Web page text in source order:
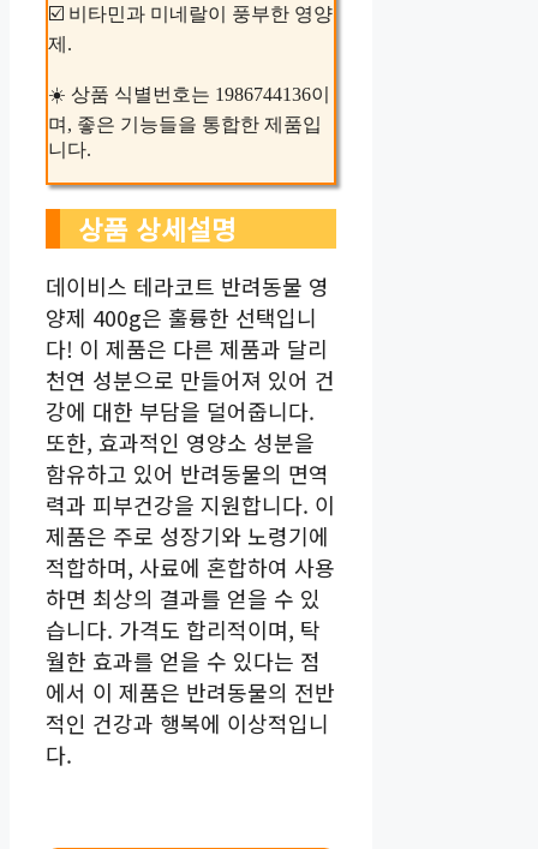
☑️ 비타민과 미네랄이 풍부한 영양
제.
☀️ 상품 식별번호는 1986744136이
며, 좋은 기능들을 통합한 제품입
니다.
상품 상세설명
데이비스 테라코트 반려동물 영
양제 400g은 훌륭한 선택입니
다! 이 제품은 다른 제품과 달리
천연 성분으로 만들어져 있어 건
강에 대한 부담을 덜어줍니다.
또한, 효과적인 영양소 성분을
함유하고 있어 반려동물의 면역
력과 피부건강을 지원합니다. 이
제품은 주로 성장기와 노령기에
적합하며, 사료에 혼합하여 사용
하면 최상의 결과를 얻을 수 있
습니다. 가격도 합리적이며, 탁
월한 효과를 얻을 수 있다는 점
에서 이 제품은 반려동물의 전반
적인 건강과 행복에 이상적입니
다.